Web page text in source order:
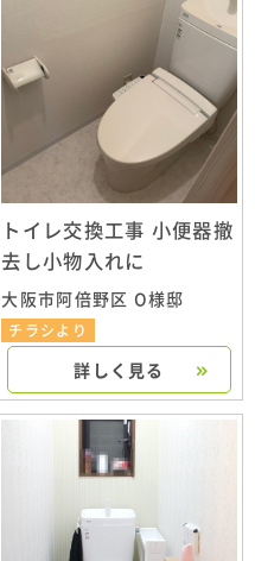
トイレ交換工事 小便器撤
去し小物入れに
大阪市阿倍野区 O様邸
チラシより
詳しく見る